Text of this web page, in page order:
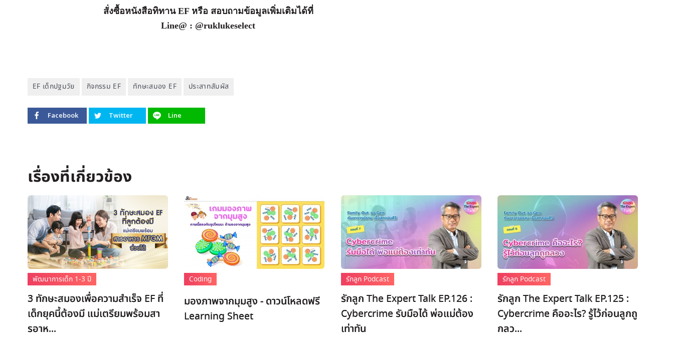
สั่งซื้อหนังสือทิทาน EF หรือ สอบถามข้อมูลเพิ่มเติมได้ที่
Line@ : @ruklukeselect
EF เด็กปฐมวัย กิจกรรม EF ทักษะสมอง EF ประสาทสัมผัส
Facebook Twitter Line
พัฒนาการเด็ก 1-3 ปี
3 ทักษะสมองเพื่อความสำเร็จ EF ที่
เด็กยุคนี้ต้องมี แม่เตรียมพร้อมสา
รอาห...
Coding
มองภาพจากมุมสูง - ดาวน์โหลดฟรี
Learning Sheet
รักลูก Podcast
รักลูก The Expert Talk EP.126 :
Cybercrime รับมือได้ พ่อแม่ต้อง
เท่าทัน
รักลูก Podcast
รักลูก The Expert Talk EP.125 :
Cybercrime คืออะไร? รู้ไว้ก่อนลูกถู
กลว...